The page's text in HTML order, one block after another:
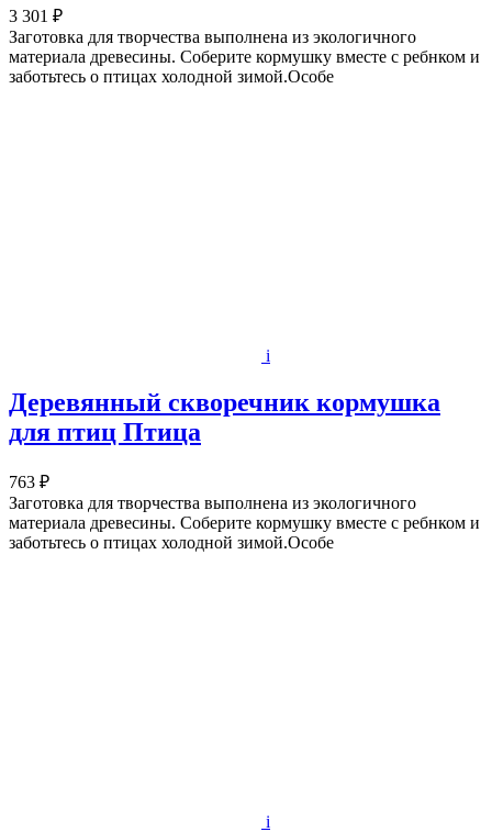
3 301 ₽
Заготовка для творчества выполнена из экологичного
материала древесины. Соберите кормушку вместе с ребнком и
заботьтесь о птицах холодной зимой.Особе
i
Деревянный скворечник кормушка
для птиц Птица
763 ₽
Заготовка для творчества выполнена из экологичного
материала древесины. Соберите кормушку вместе с ребнком и
заботьтесь о птицах холодной зимой.Особе
i